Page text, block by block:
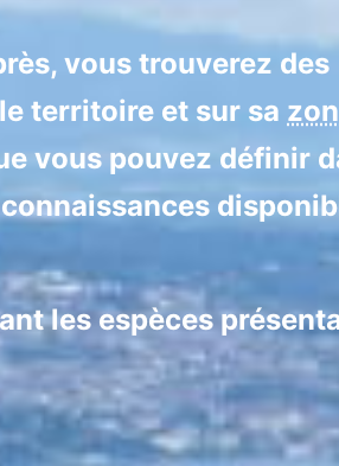
vous trouverez des
territoire et sur sa
vous pouvez définir
les espèces